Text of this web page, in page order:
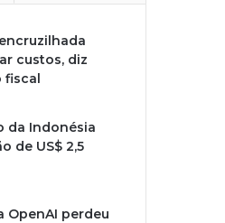
custos, diz
fiscal
da Indonésia
de US$ 2,5
OpenAI perdeu